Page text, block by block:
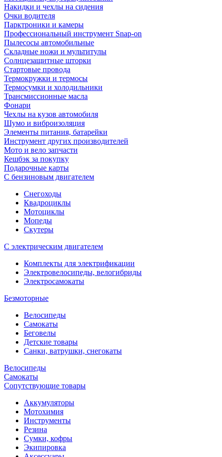
Накидки и чехлы на сидения
Очки водителя
Парктроники и камеры
Профессиональный инструмент Snap-on
Пылесосы автомобильные
Складные ножи и мультитулы
Солнцезащитные шторки
Стартовые провода
Термокружки и термосы
Термосумки и холодильники
Трансмиссионные масла
Фонари
Чехлы на кузов автомобиля
Шумо и виброизоляция
Элементы питания, батарейки
Инструмент других производителей
Мото и вело запчасти
Кешбэк за покупку
Подарочные карты
С бензиновым двигателем
Снегоходы
Квадроциклы
Мотоциклы
Мопеды
Скутеры
С электрическим двигателем
Комплекты для электрификации
Электровелосипеды, велогибриды
Электросамокаты
Безмоторные
Велосипеды
Самокаты
Беговелы
Детские товары
Санки, ватрушки, снегокаты
Велосипеды
Самокаты
Сопутствующие товары
Аккумуляторы
Мотохимия
Инструменты
Резина
Сумки, кофры
Экипировка